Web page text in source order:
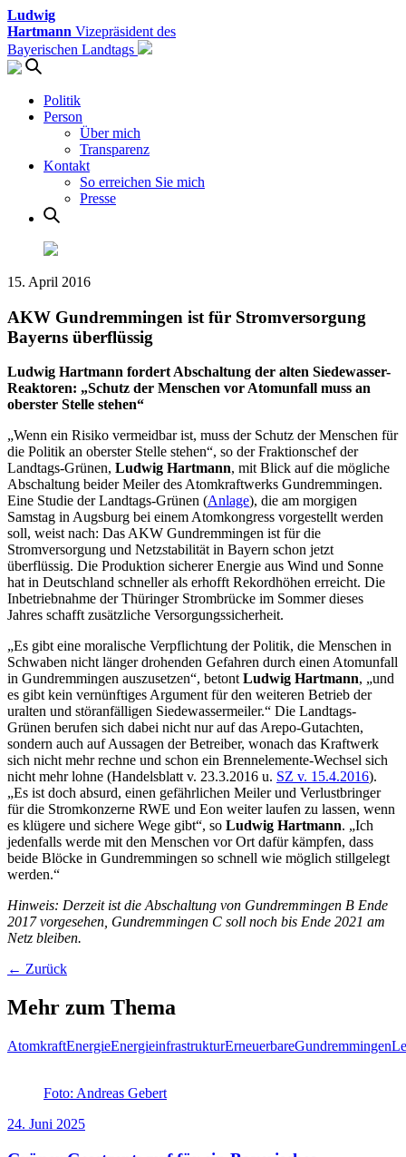
Ludwig
Hartmann Vizepräsident des
Bayerischen Landtags
Politik
Person
Über mich
Transparenz
Kontakt
So erreichen Sie mich
Presse
15. April 2016
AKW Gundremmingen ist für Stromversorgung
Bayerns überflüssig
Ludwig Hartmann fordert Abschaltung der alten Siedewasser-
Reaktoren: „Schutz der Menschen vor Atomunfall muss an
oberster Stelle stehen“
„Wenn ein Risiko vermeidbar ist, muss der Schutz der Menschen für
die Politik an oberster Stelle stehen“, so der Fraktionschef der
Landtags-Grünen, Ludwig Hartmann, mit Blick auf die mögliche
Abschaltung beider Meiler des Atomkraftwerks Gundremmingen.
Eine Studie der Landtags-Grünen (Anlage), die am morgigen
Samstag in Augsburg bei einem Atomkongress vorgestellt werden
soll, weist nach: Das AKW Gundremmingen ist für die
Stromversorgung und Netzstabilität in Bayern schon jetzt
überflüssig. Die Produktion sicherer Energie aus Wind und Sonne
hat in Deutschland schneller als erhofft Rekordhöhen erreicht. Die
Inbetriebnahme der Thüringer Strombrücke im Sommer dieses
Jahres schafft zusätzliche Versorgungssicherheit.
„Es gibt eine moralische Verpflichtung der Politik, die Menschen in
Schwaben nicht länger drohenden Gefahren durch einen Atomunfall
in Gundremmingen auszusetzen“, betontLudwig Hartmann, „und
es gibt kein vernünftiges Argument für den weiteren Betrieb der
uralten und störanfälligen Siedewassermeiler.“ Die Landtags-
Grünen berufen sich dabei nicht nur auf das Arepo-Gutachten,
sondern auch auf Aussagen der Betreiber, wonach das Kraftwerk
sich nicht mehr rechne und schon ein Brennelemente-Wechsel sich
nicht mehr lohne (Handelsblatt v. 23.3.2016 u. SZ v. 15.4.2016).
„Es ist doch absurd, einen gefährlichen Meiler und Verlustbringer
für die Stromkonzerne RWE und Eon weiter laufen zu lassen, wenn
es klügere und sichere Wege gibt“, so Ludwig Hartmann. „Ich
jedenfalls werde mit den Menschen vor Ort dafür kämpfen, dass
beide Blöcke in Gundremmingen so schnell wie möglich stillgelegt
werden.“
Hinweis: Derzeit ist die Abschaltung von Gundremmingen B Ende
2017 vorgesehen, Gundremmingen C soll noch bis Ende 2021 am
Netz bleiben.
← Zurück
Mehr zum Thema
AtomkraftEnergieEnergieinfrastrukturErneuerbareGundremmingen
Foto: Andreas Gebert
24. Juni 2025